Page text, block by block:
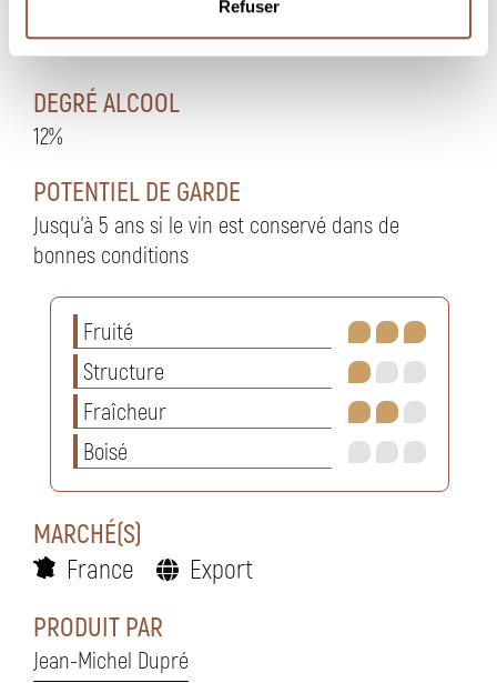
Refuser
TEMPÉRATURE DE DÉGUSTATION
entre 11 et 13°
DEGRÉ ALCOOL
12%
POTENTIEL DE GARDE
Jusqu'à 5 ans si le vin est conservé dans de
bonnes conditions
Fruité
Structure
Fraîcheur
Boisé
MARCHÉ(S)
France
Export
PRODUIT PAR
Jean-Michel Dupré